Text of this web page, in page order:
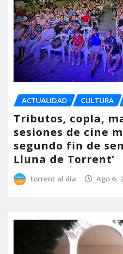
ACTUALIDAD CULTURA
Tributos, copla,
sesiones de cine
segundo fin de
Lluna de Torrent’
torrent al dia Ago 6,